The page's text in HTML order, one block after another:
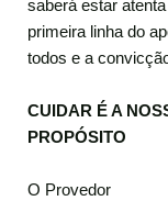
saberá estar
primeira linha do
todos e a
CUIDAR É A
PROPÓSITO
O Provedor